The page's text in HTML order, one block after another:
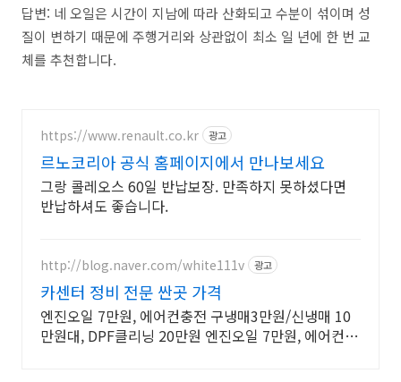
답변: 네 오일은 시간이 지남에 따라 산화되고 수분이 섞이며 성
질이 변하기 때문에 주행거리와 상관없이 최소 일 년에 한 번 교
체를 추천합니다.
https://www.renault.co.kr 광고
르노코리아 공식 홈페이지에서 만나보세요
그랑 콜레오스 60일 반납보장. 만족하지 못하셨다면
반납하셔도 좋습니다.
http://blog.naver.com/white111v 광고
카센터 정비 전문 싼곳 가격
엔진오일 7만원, 에어컨충전 구냉매3만원/신냉매 10
만원대, DPF클리닝 20만원 엔진오일 7만원, 에어컨충